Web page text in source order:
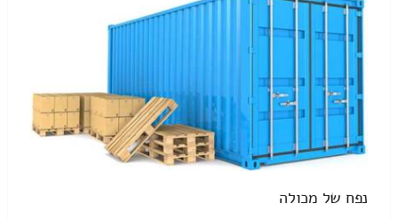
נפח של מכולה